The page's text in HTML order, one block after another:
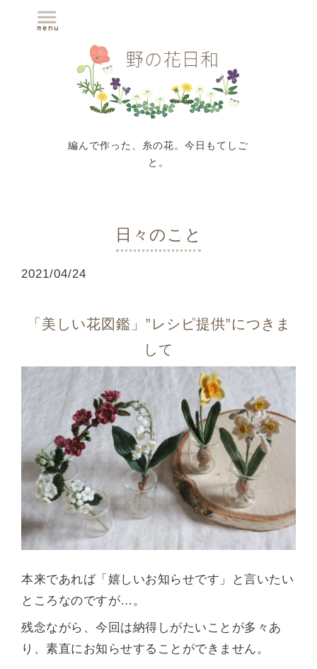
編んで作った、糸の花。今日もてしご
と。
日々のこと
2021/04/24
「美しい花図鑑」”レシピ提供”につきま
して
本来であれば「嬉しいお知らせです」と言いたい
ところなのですが…。
残念ながら、今回は納得しがたいことが多々あ
り、素直にお知らせすることができません。